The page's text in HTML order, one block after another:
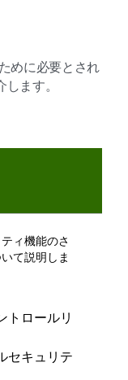
めに必要とされ
します。
ィ機能のさ
て説明しま
トロールリ
セキュリテ